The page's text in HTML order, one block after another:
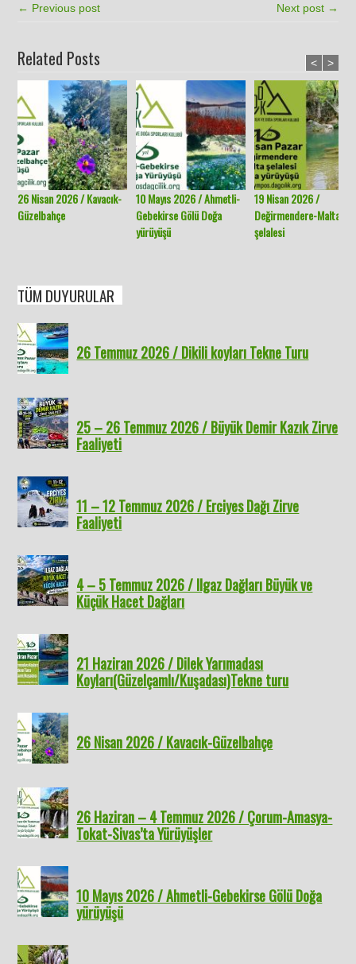
← Previous post Next post →
Related Posts
26 Nisan 2026 / Kavacık-
Güzelbahçe
10 Mayıs 2026 / Ahmetli-
Gebekirse Gölü Doğa
yürüyüşü
19 Nisan 2026 /
Değirmendere-Malta
şelalesi
< >
TÜM DUYURULAR
26 Temmuz 2026 / Dikili koyları Tekne Turu
25 – 26 Temmuz 2026 / Büyük Demir Kazık Zirve
Faaliyeti
11 – 12 Temmuz 2026 / Erciyes Dağı Zirve
Faaliyeti
4 – 5 Temmuz 2026 / Ilgaz Dağları Büyük ve
Küçük Hacet Dağları
21 Haziran 2026 / Dilek Yarımadası
Koyları(Güzelçamlı/Kuşadası)Tekne turu
26 Nisan 2026 / Kavacık-Güzelbahçe
26 Haziran – 4 Temmuz 2026 / Çorum-Amasya-
Tokat-Sivas’ta Yürüyüşler
10 Mayıs 2026 / Ahmetli-Gebekirse Gölü Doğa
yürüyüşü